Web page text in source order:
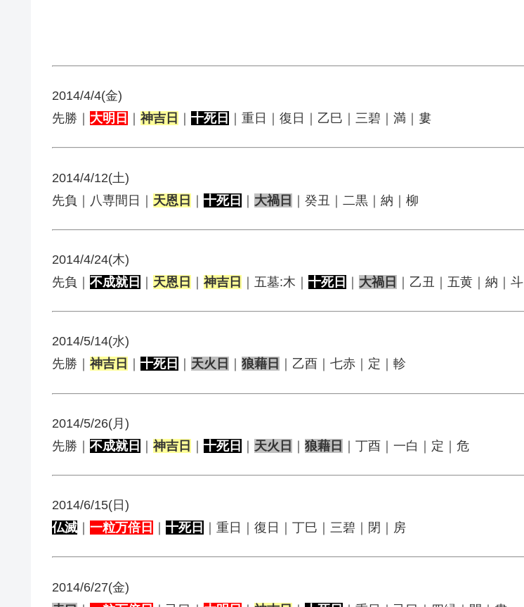
2014/4/4(金)
先勝｜ 大明日 神吉日 十死日 ｜重日｜復日｜乙巳｜三碧｜満｜婁
2014/4/12(土)
先負｜八専間日｜ 天恩日 ｜ 十死日 ｜ 大禍日 ｜癸丑｜二黒｜納｜柳
2014/4/24(木)
先負｜ 不成就日 天恩日 神吉日 ｜五墓:木｜ 十死日 大禍日 ｜乙丑｜五黄｜納｜斗
2014/5/14(水)
先勝｜ 神吉日 十死日 天火日 狼藉日 ｜乙酉｜七赤｜定｜軫
2014/5/26(月)
先勝｜ 不成就日 ｜ 神吉日 ｜ 十死日 ｜ 天火日 ｜ 狼藉日 ｜丁酉｜一白｜定｜危
2014/6/15(日)
仏滅
一粒万倍日 十死日 ｜重日｜復日｜丁巳｜三碧｜閉｜房
2014/6/27(金)